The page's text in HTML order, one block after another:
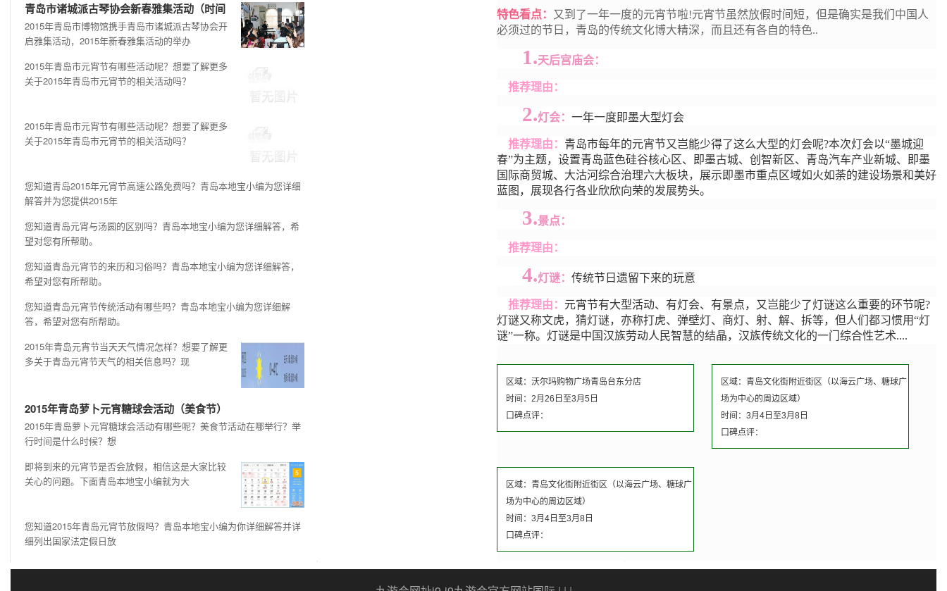
特色看点： 又到了一年一度的元宵节啦!元宵节虽然放假时间短，但是确实是我们中国人
必须过的节日，青岛的传统文化博大精深，而且还有各自的特色..
1.天后宫庙会：
推荐理由：
2.灯会： 一年一度即墨大型灯会
推荐理由： 青岛市每年的元宵节又岂能少得了这么大型的灯会呢?本次灯会以“墨城迎
春”为主题，设置青岛蓝色硅谷核心区、即墨古城、创智新区、青岛汽车产业新城、即墨
国际商贸城、大沽河综合治理六大板块，展示即墨市重点区域如火如荼的建设场景和美好
蓝图，展现各行各业欣欣向荣的发展势头。
3.景点：
推荐理由：
4.灯谜： 传统节日遗留下来的玩意
推荐理由： 元宵节有大型活动、有灯会、有景点，又岂能少了灯谜这么重要的环节呢?
灯谜又称文虎，猜灯谜，亦称打虎、弹壁灯、商灯、射、解、拆等，但人们都习惯用“灯
谜”一称。灯谜是中国汉族劳动人民智慧的结晶，汉族传统文化的一门综合性艺术....
区域：沃尔玛购物广场青岛台东分店
时间：2月26日至3月5日
口碑点评：
区域：青岛文化街附近街区（以海云广场、糖球广
场为中心的周边区域）
时间：3月4日至3月8日
口碑点评：
区域：青岛文化街附近街区（以海云广场、糖球广
场为中心的周边区域）
时间：3月4日至3月8日
口碑点评：
青岛市诸城派古琴协会新春雅集活动（时间
2015年青岛市博物馆携手青岛市诸城派古琴协会开
启雅集活动，2015年新春雅集活动的举办
2015年青岛市元宵节有哪些活动呢？想要了解更多
关于2015年青岛市元宵节的相关活动吗？
2015年青岛市元宵节有哪些活动呢？想要了解更多
关于2015年青岛市元宵节的相关活动吗？
您知道青岛2015年元宵节高速公路免费吗？青岛本地宝小编为您详细
解答并为您提供2015年
您知道青岛元宵与汤圆的区别吗？青岛本地宝小编为您详细解答，希
望对您有所帮助。
您知道青岛元宵节的来历和习俗吗？青岛本地宝小编为您详细解答，
希望对您有所帮助。
您知道青岛元宵节传统活动有哪些吗？青岛本地宝小编为您详细解
答，希望对您有所帮助。
2015年青岛元宵节当天天气情况怎样？想要了解更
多关于青岛元宵节天气的相关信息吗？现
2015年青岛萝卜元宵糖球会活动（美食节）
2015年青岛萝卜元宵糖球会活动有哪些呢？美食节活动在哪举行？举
行时间是什么时候？想
即将到来的元宵节是否会放假，相信这是大家比较
关心的问题。下面青岛本地宝小编就为大
您知道2015年青岛元宵节放假吗？青岛本地宝小编为你详细解答并详
细列出国家法定假日放